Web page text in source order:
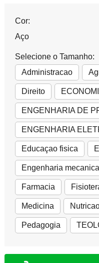
Cor:
Aço
Selecione o Tamanho:
Administracao
Direito
ENGENHARIA DE
ENGENHARIA
Educaçao fisica
Engenharia mecanica
Farmacia
Medicina
Pedagogia